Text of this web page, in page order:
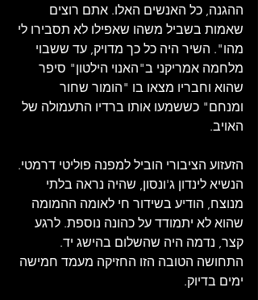
ההגנה, כל האנשים האלו. אתם רוצים
שאמות בשביל משהו שאפילו לא תסבירו לי
מהו". השיר היה כל כך מדויק, עד ששבוי
מלחמה אמריקני ב"האנוי הילטון" סיפר
שהוא וחבריו מצאו בו "הומור שחור
ומנחם" כששמעו אותו ברדיו התעמולה של
האויב.
הזעזוע הציבורי הוביל למפנה פוליטי דרמטי.
הנשיא לינדון ג'ונסון, שהיה נראה בלתי
מנוצח, הודיע בשידור חי לאומה ההמומה
שהוא לא יתמודד על כהונה נוספת. לרגע
קצר, נדמה היה שהשלום בהישג יד.
התחושה הטובה הזו החזיקה מעמד חמישה
ימים בדיוק.